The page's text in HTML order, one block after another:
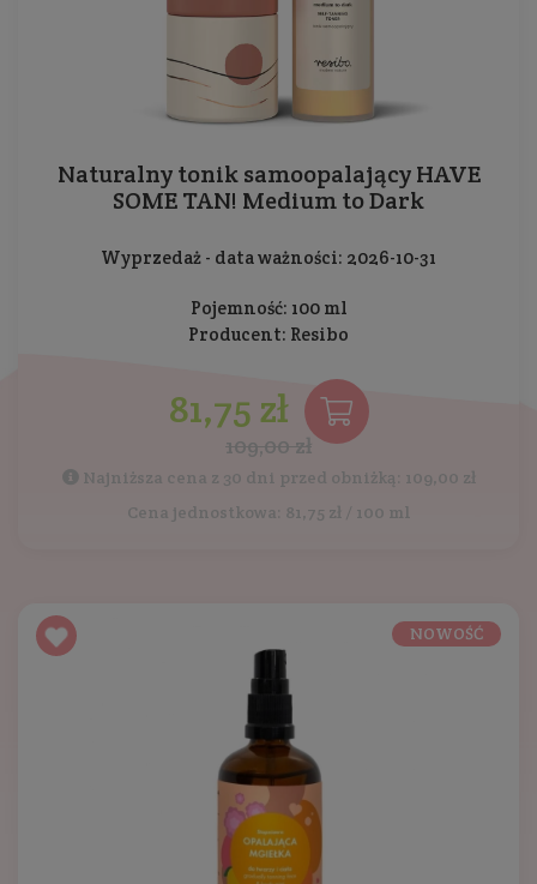
Naturalny tonik samoopalający HAVE
SOME TAN! Medium to Dark
Wyprzedaż - data ważności: 2026-10-31
Pojemność: 100 ml
Producent: Resibo
81,75 zł
109,00 zł
Najniższa cena z 30 dni przed obniżką: 109,00 zł
Cena jednostkowa: 81,75 zł / 100 ml
NOWOŚĆ